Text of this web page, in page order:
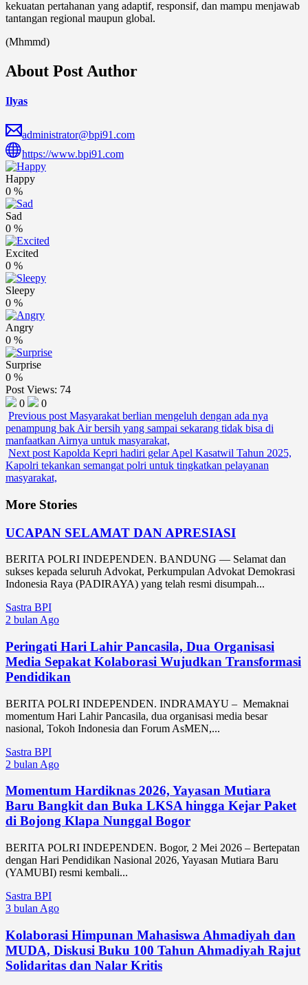
kekuatan pertahanan yang adaptif, responsif, dan mampu menjawab
tantangan regional maupun global.
(Mhmmd)
About Post Author
Ilyas
administrator@bpi91.com
https://www.bpi91.com
Happy
0 %
Sad
0 %
Excited
0 %
Sleepy
0 %
Angry
0 %
Surprise
0 %
Post Views: 74
0
0
Previous post Masyarakat berlian mengeluh dengan ada nya
penampung bak Air bersih yang sampai sekarang tidak bisa di
manfaatkan Airnya untuk masyarakat,
Next post Kapolda Kepri hadiri gelar Apel Kasatwil Tahun 2025,
Kapolri tekankan semangat polri untuk tingkatkan pelayanan
masyarakat,
More Stories
UCAPAN SELAMAT DAN APRESIASI
BERITA POLRI INDEPENDEN. BANDUNG — Selamat dan
sukses kepada seluruh Advokat, Perkumpulan Advokat Demokrasi
Indonesia Raya (PADIRAYA) yang telah resmi disumpah...
Sastra BPI
2 bulan Ago
Peringati Hari Lahir Pancasila, Dua Organisasi
Media Sepakat Kolaborasi Wujudkan Transformasi
Pendidikan
BERITA POLRI INDEPENDEN. INDRAMAYU – Memaknai
momentum Hari Lahir Pancasila, dua organisasi media besar
nasional, Tokoh Indonesia dan Forum AsMEN,...
Sastra BPI
2 bulan Ago
Momentum Hardiknas 2026, Yayasan Mutiara
Baru Bangkit dan Buka LKSA hingga Kejar Paket
di Bojong Klapa Nunggal Bogor
BERITA POLRI INDEPENDEN. Bogor, 2 Mei 2026 – Bertepatan
dengan Hari Pendidikan Nasional 2026, Yayasan Mutiara Baru
(YAMUBI) resmi kembali...
Sastra BPI
3 bulan Ago
Kolaborasi Himpunan Mahasiswa Ahmadiyah dan
MUDA, Diskusi Buku 100 Tahun Ahmadiyah Rajut
Solidaritas dan Nalar Kritis